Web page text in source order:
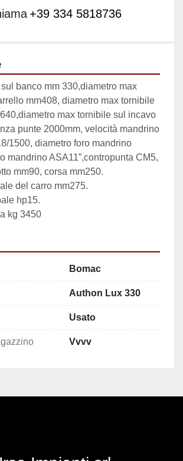
+39 334 5818736
banco mm 330,diametro max
mm408, diametro max tornibile
max tornibile sul incavo
punte 2000mm, velocità mandrino
1500, diametro foro mandrino
mandrino ASA11”,contropunta CM5,
mm90, corsa mm250.
del carro mm275.
hp15.
kg 3450
Bomac
Authon Lux 330
Usato
Vvvv